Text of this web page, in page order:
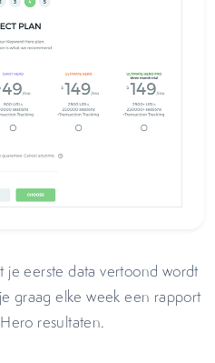
je eerste data vertoond wordt
graag elke week een rapport
resultaten.